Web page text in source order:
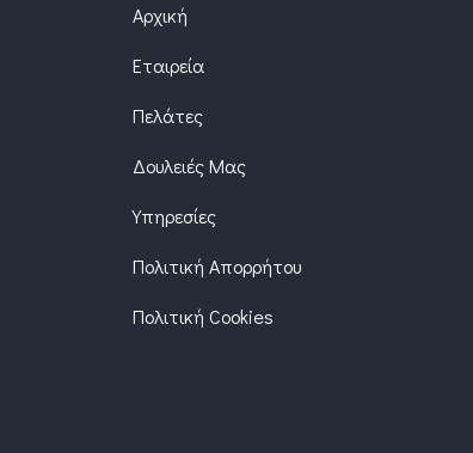
Αρχική
Εταιρεία
Πελάτες
Δουλειές Μας
Υπηρεσίες
Πολιτική Απορρήτου
Πολιτική Cookies